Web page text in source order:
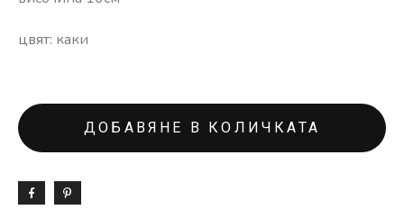
цвят: каки
ДОБАВЯНЕ В КОЛИЧКАТА